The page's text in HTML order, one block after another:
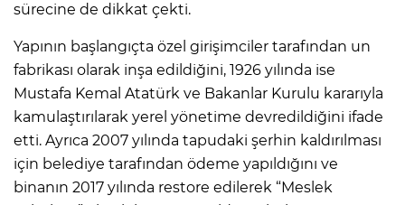
sürecine de dikkat çekti.
Yapının başlangıçta özel girişimciler tarafından un
fabrikası olarak inşa edildiğini, 1926 yılında ise
Mustafa Kemal Atatürk ve Bakanlar Kurulu kararıyla
kamulaştırılarak yerel yönetime devredildiğini ifade
etti. Ayrıca 2007 yılında tapudaki şerhin kaldırılması
için belediye tarafından ödeme yapıldığını ve
binanın 2017 yılında restore edilerek “Meslek